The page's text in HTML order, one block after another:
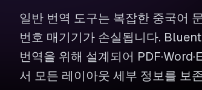
일반 번역 도구는 복잡한 중국어
번호 매기기가 손실됩니다.
번역을 위해 설계되어
서 모든 레이아웃 세부 정보를 보